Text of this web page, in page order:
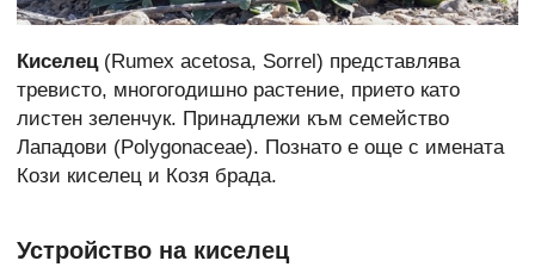
Киселец(Rumex acetosa, Sorrel) представлява
тревисто, многогодишно растение, прието като
листен зеленчук. Принадлежи към семейство
Лападови (Polygonaceae). Познато е още с имената
Кози киселец и Козя брада.
Устройство на киселец